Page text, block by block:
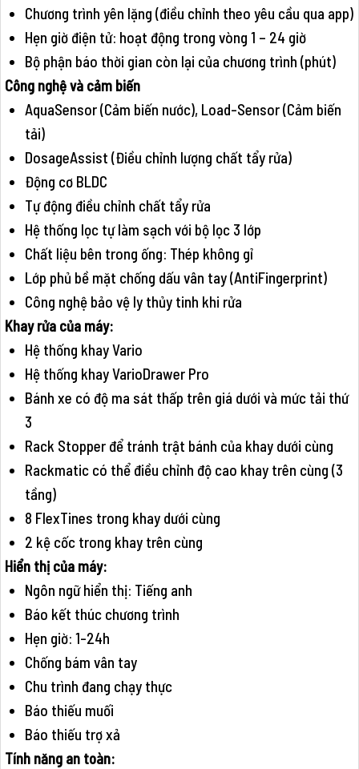
Chương trình yên lặng (điều chỉnh theo yêu cầu qua app)
Hẹn giờ điện tử: hoạt động trong vòng 1 – 24 giờ
Bộ phận báo thời gian còn lại của chương trình (phút)
Công nghệ và cảm biến
AquaSensor (Cảm biến nước), Load-Sensor (Cảm biến
tải)
DosageAssist (Điều chỉnh lượng chất tẩy rửa)
Động cơ BLDC
Tự động điều chỉnh chất tẩy rửa
Hệ thống lọc tự làm sạch với bộ lọc 3 lớp
Chất liệu bên trong ống: Thép không gỉ
Lớp phủ bề mặt chống dấu vân tay (AntiFingerprint)
Công nghệ bảo vệ ly thủy tinh khi rửa
Khay rửa của máy:
Hệ thống khay Vario
Hệ thống khay VarioDrawer Pro
Bánh xe có độ ma sát thấp trên giá dưới và mức tải thứ
3
Rack Stopper để tránh trật bánh của khay dưới cùng
Rackmatic có thể điều chỉnh độ cao khay trên cùng (3
tầng)
8 FlexTines trong khay dưới cùng
2 kệ cốc trong khay trên cùng
Hiển thị của máy:
Ngôn ngữ hiển thị: Tiếng anh
Báo kết thúc chương trình
Hẹn giờ: 1-24h
Chống bám vân tay
Chu trình đang chạy thực
Báo thiếu muối
Báo thiếu trợ xả
Tính năng an toàn: